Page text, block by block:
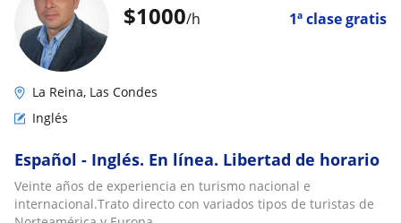
$1000/h 1ª clase gratis
La Reina, Las Condes
Inglés
Español - Inglés. En línea. Libertad de horario
Veinte años de experiencia en turismo nacional e
internacional.Trato directo con variados tipos de turistas de